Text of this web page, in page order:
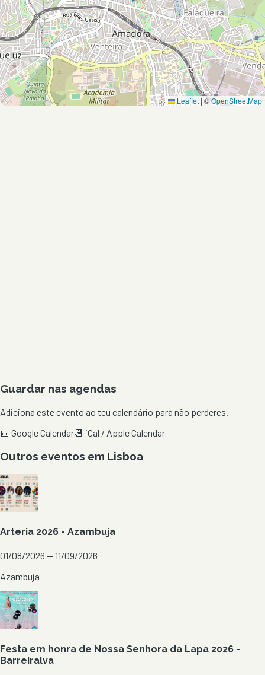
Leaflet |©OpenStreetMap
Guardar nas agendas
Adiciona este evento ao teu calendário para não perderes.
📅 Google Calendar📆 iCal / Apple Calendar
Outros eventos em Lisboa
Arteria 2026 - Azambuja
01/08/2026 — 11/09/2026
Azambuja
Festa em honra de Nossa Senhora da Lapa 2026 -
Barreiralva